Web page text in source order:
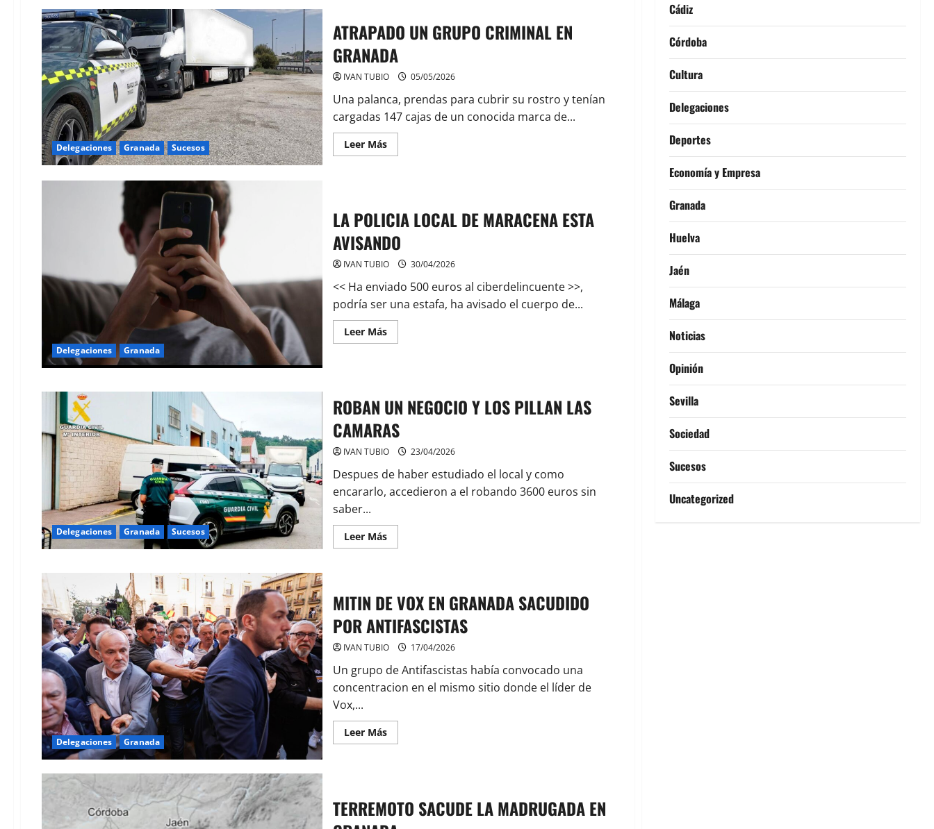
SERVICIO
DE
COCA
A
DOMICILIO
Delegaciones Granada Sucesos
ATRAPADO UN GRUPO CRIMINAL EN
GRANADA
IVAN TUBIO 05/05/2026
Una palanca, prendas para cubrir su rostro y tenían
cargadas 147 cajas de un conocida marca de...
Leer MásLeer
más
CRIMINAL
EN
GRANADA
Delegaciones Granada
LA POLICIA LOCAL DE MARACENA ESTA
AVISANDO
IVAN TUBIO 30/04/2026
<< Ha enviado 500 euros al ciberdelincuente >>,
podría ser una estafa, ha avisado el cuerpo de...
Leer MásLeer
más
DE
MARACENA
ESTA
AVISANDO
Delegaciones Granada Sucesos
ROBAN UN NEGOCIO Y LOS PILLAN LAS
CAMARAS
IVAN TUBIO 23/04/2026
Despues de haber estudiado el local y como
encararlo, accedieron a el robando 3600 euros sin
saber...
Leer MásLeer
más
NEGOCIO
Y
LOS
PILLAN
LAS
CAMARAS
Delegaciones Granada
MITIN DE VOX EN GRANADA SACUDIDO
POR ANTIFASCISTAS
IVAN TUBIO 17/04/2026
Un grupo de Antifascistas había convocado una
concentracion en el mismo sitio donde el líder de
Vox,...
Leer MásLeer
más
EN
GRANADA
SACUDIDO
TERREMOTO SACUDE LA MADRUGADA EN
Cádiz
Córdoba
Cultura
Delegaciones
Deportes
Economía y Empresa
Granada
Huelva
Jaén
Málaga
Noticias
Opinión
Sevilla
Sociedad
Sucesos
Uncategorized